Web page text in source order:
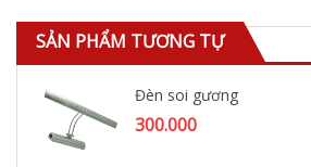
SẢN PHẨM TƯƠNG TỰ
Đèn soi gương
300.000